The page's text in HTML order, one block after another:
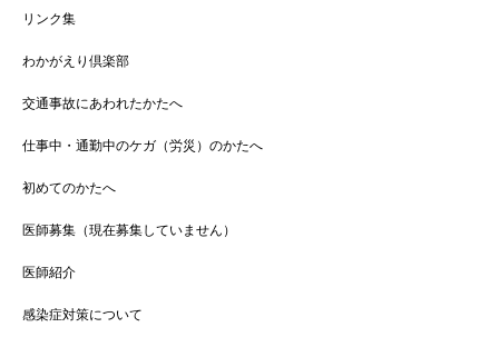
リンク集
わかがえり倶楽部
交通事故にあわれたかたへ
仕事中・通勤中のケガ（労災）のかたへ
初めてのかたへ
医師募集（現在募集していません）
医師紹介
感染症対策について